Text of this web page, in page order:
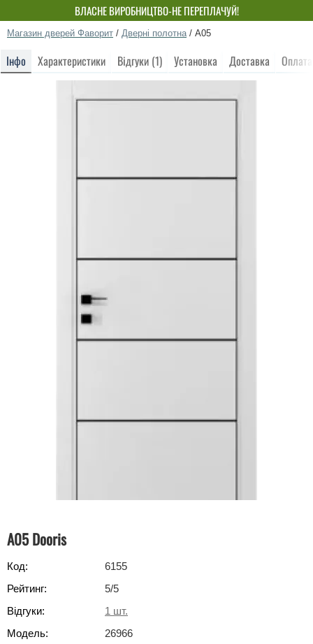
ВЛАСНЕ ВИРОБНИЦТВО-НЕ ПЕРЕПЛАЧУЙ!
Магазин дверей Фаворит / Дверні полотна / A05
Інфо Характеристики Відгуки (1) Установка Доставка Оплата
A05 Dooris
Код:
6155
Рейтинг:
5/5
Відгуки:
1 шт.
Модель:
26966